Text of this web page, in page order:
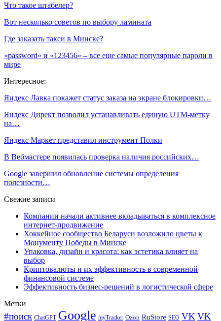
Что такое штабелер?
Вот несколько советов по выбору ламината
Где заказать такси в Минске?
«password» и «123456» – все еще самые популярные пароли в
мире
Интересное:
Яндекс Лавка покажет статус заказа на экране блокировки…
Яндекс Директ позволил устанавливать единую UTM-метку
на…
Яндекс Маркет представил инструмент Полки
В Вебмастере появилась проверка наличия российских…
Google завершил обновление системы определения
полезности…
Свежие записи
Компании начали активнее вкладываться в комплексное
интернет-продвижение
Хоккейное сообщество Беларуси возложило цветы к
Монументу Победы в Минске
Упаковка, дизайн и красота: как эстетика влияет на
выбор
Криптовалюты и их эффективность в современной
финансовой системе
Эффективность бизнес-решений в логистической сфере
Метки
#поиск ChatGPT Google myTracker Ozon RuStore SEO VK VK